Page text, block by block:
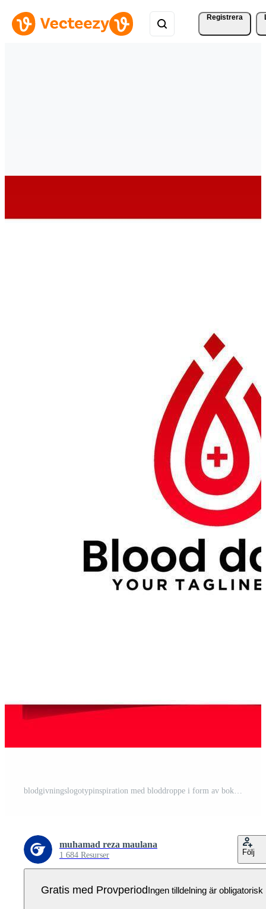
Registrera
blodgivningslogotypinspiration med bloddroppe i form av bokstaven b Pro Vektor
muhamad reza maulana
1 684 Resurser Följ
Gratis med ProvperiodIngen tilldelning är obligatorisk